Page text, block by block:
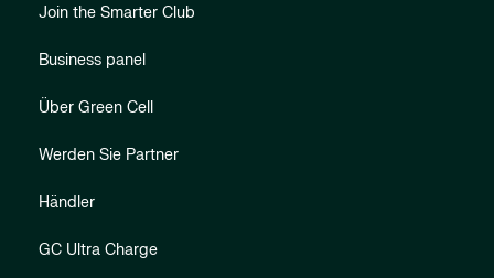
Join the Smarter Club
Business panel
Über Green Cell
Werden Sie Partner
Händler
GC Ultra Charge